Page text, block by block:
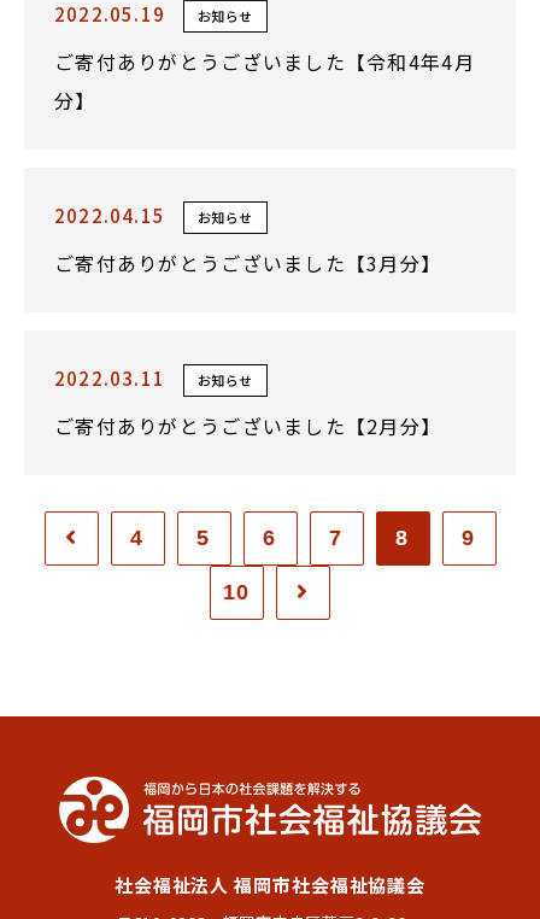
2022.05.19 お知らせ
ご寄付ありがとうございました【令和4年4月
分】
2022.04.15 お知らせ
ご寄付ありがとうございました【3月分】
2022.03.11 お知らせ
ご寄付ありがとうございました【2月分】
4 5 6 7 8 9
10
社会福祉法人 福岡市社会福祉協議会